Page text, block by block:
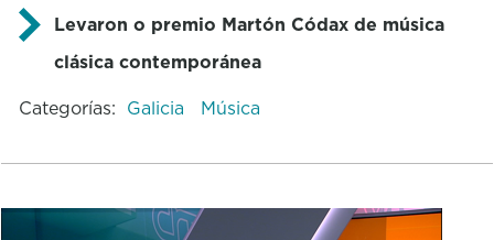
Levaron o premio Martón Códax de música
clásica contemporánea
Categorías: Galicia Música